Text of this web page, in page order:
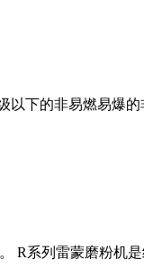
下的非易燃易爆
R系列雷蒙磨粉机